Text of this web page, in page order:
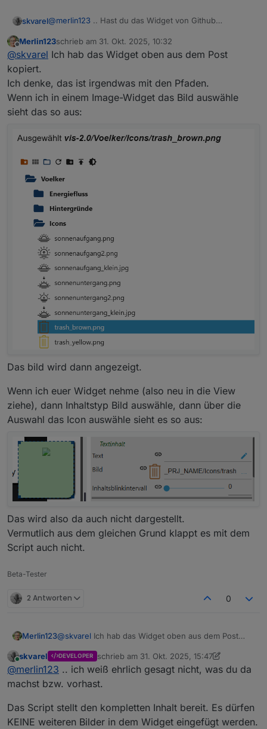
skvarel@merlin123 .. Hast du das Widget von Github
egal, weil das Icon aus dem Script kommt.
Diesen Datenpunkt als Binding nutzen ... da werden
passen.
Offline
Merlin123schrieb am 31. Okt. 2025, 10:32
zuletzt editiert von
@skvarel Ich hab das Widget oben aus dem Post
kopiert.
Ich denke, das ist irgendwas mit den Pfaden.
Wenn ich in einem Image-Widget das Bild auswähle
sieht das so aus:
Das bild wird dann angezeigt.
Wenn ich euer Widget nehme (also neu in die View
ziehe), dann Inhaltstyp Bild auswähle, dann über die
Auswahl das Icon auswähle sieht es so aus:
Das wird also da auch nicht dargestellt.
Vermutlich aus dem gleichen Grund klappt es mit dem
Script auch nicht.
Beta-Tester
2 Antworten 0
Merlin123@skvarel Ich hab das Widget oben aus dem Post
Ich denke, das ist irgendwas mit den Pfaden.
Wenn ich in einem Image-Widget das Bild auswähle
sieht das so aus:
Wenn ich euer Widget nehme (also neu in die View
ziehe), dann Inhaltstyp Bild auswähle, dann über die
Auswahl das Icon auswähle sieht es so aus:
Online
skvarel DEVELOPER schrieb am 31. Okt. 2025, 15:47
zuletzt editiert von skvarel
@merlin123 .. ich weiß ehrlich gesagt nicht, was du da
machst bzw. vorhast.
Das Script stellt den kompletten Inhalt bereit. Es dürfen
KEINE weiteren Bilder in dem Widget eingefügt werden.